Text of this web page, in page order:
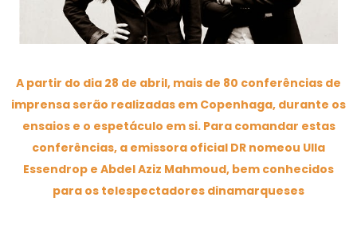
A partir do dia 28 de abril, mais de 80 conferências de
imprensa serão realizadas em Copenhaga, durante os
ensaios e o espetáculo em si. Para comandar estas
conferências, a emissora oficial DR nomeou Ulla
Essendrop e Abdel Aziz Mahmoud, bem conhecidos
para os telespectadores dinamarqueses